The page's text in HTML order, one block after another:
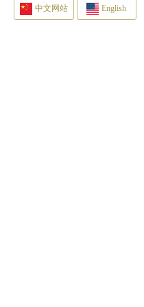
中文网站 English